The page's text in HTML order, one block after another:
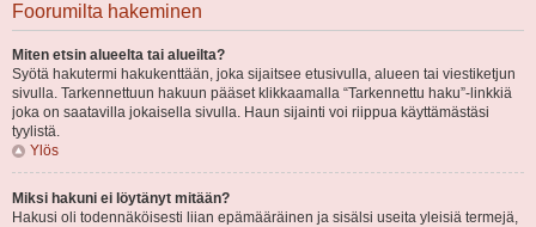
Foorumilta hakeminen
Miten etsin alueelta tai alueilta?
Syötä hakutermi hakukenttään, joka sijaitsee etusivulla, alueen tai viestiketjun
sivulla. Tarkennettuun hakuun pääset klikkaamalla “Tarkennettu haku”-linkkiä
joka on saatavilla jokaisella sivulla. Haun sijainti voi riippua käyttämästäsi
tyylistä.
Ylös
Miksi hakuni ei löytänyt mitään?
Hakusi oli todennäköisesti liian epämääräinen ja sisälsi useita yleisiä termejä,